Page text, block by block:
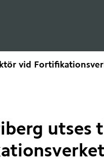
vid